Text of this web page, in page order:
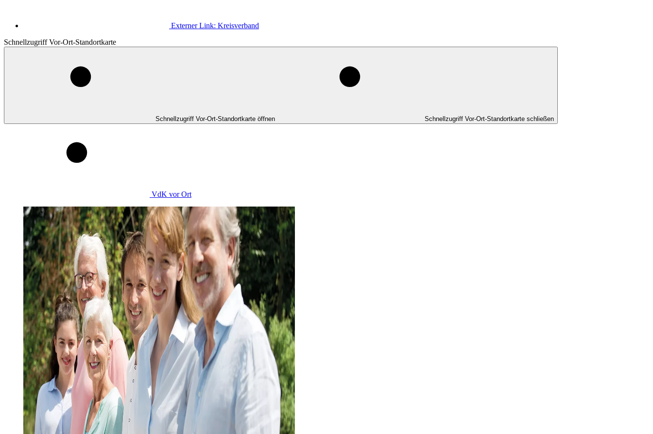
Externer Link: Kreisverband
Schnellzugriff Vor-Ort-Standortkarte
Schnellzugriff Vor-Ort-Standortkarte öffnen Schnellzugriff Vor-Ort-Standortkarte schließen
VdK vor Ort